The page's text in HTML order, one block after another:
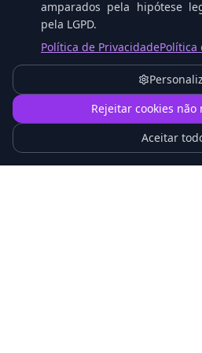
LGPD: Multas de até 2% do
R$ 50 milhões por infração)
60% dos vazamentos de
insiders (funcionários ou
amparados pela hipótese
pela LGPD.
Política de PrivacidadePolítica
Rejeitar cookies não
Aceitar